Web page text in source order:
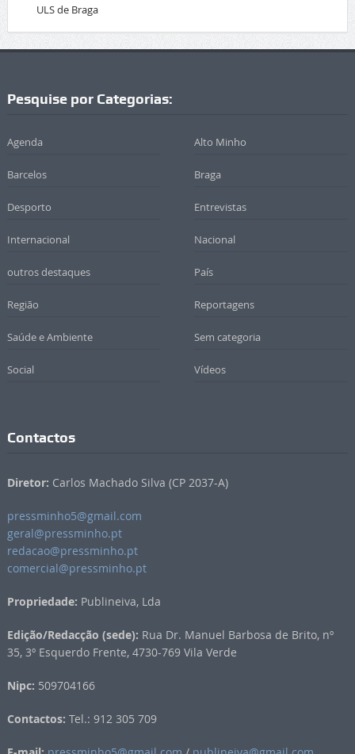
ULS de Braga
Pesquise por Categorias:
Agenda Alto Minho
Barcelos Braga
Desporto Entrevistas
Internacional Nacional
outros destaques País
Região Reportagens
Saúde e Ambiente Sem categoria
Social Vídeos
Contactos
Diretor: Carlos Machado Silva (CP 2037-A)
pressminho5@gmail.com
geral@pressminho.pt
redacao@pressminho.pt
comercial@pressminho.pt
Propriedade: Publineiva, Lda
Edição/Redacção (sede): Rua Dr. Manuel Barbosa de Brito, nº
35, 3º Esquerdo Frente, 4730-769 Vila Verde
Nipc: 509704166
Contactos: Tel.: 912 305 709